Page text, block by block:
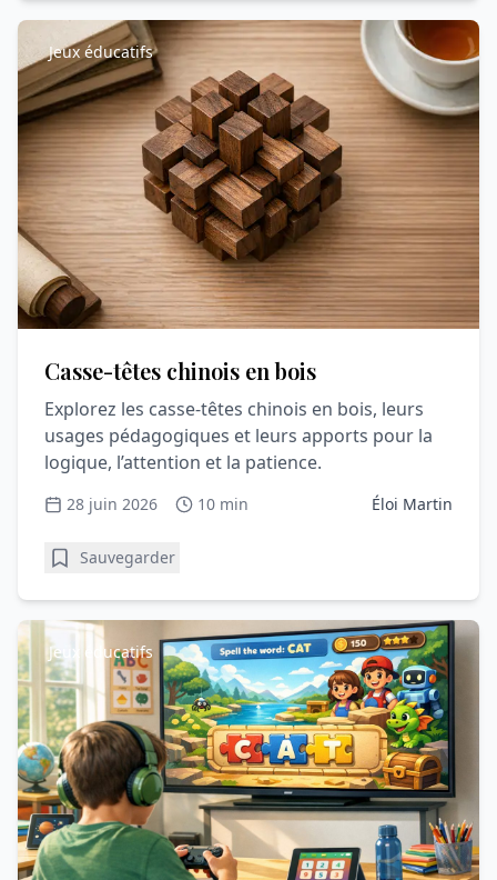
Jeux éducatifs
Casse-têtes chinois en bois
Explorez les casse-têtes chinois en bois, leurs
usages pédagogiques et leurs apports pour la
logique, l’attention et la patience.
28 juin 2026 10 min Éloi Martin
Sauvegarder
Jeux éducatifs